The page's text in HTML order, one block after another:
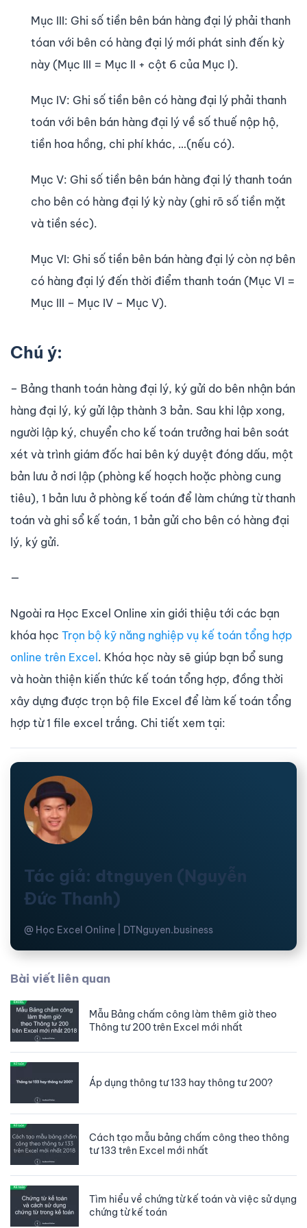
Mục III: Ghi số tiền bên bán hàng đại lý phải thanh
tóan với bên có hàng đại lý mới phát sinh đến kỳ
này (Mục III = Mục II + cột 6 của Mục I).
Mục IV: Ghi số tiền bên có hàng đại lý phải thanh
toán với bên bán hàng đại lý về số thuế nộp hộ,
tiền hoa hồng, chi phí khác, …(nếu có).
Mục V: Ghi số tiền bên bán hàng đại lý thanh toán
cho bên có hàng đại lý kỳ này (ghi rõ số tiền mặt
và tiền séc).
Mục VI: Ghi số tiền bên bán hàng đại lý còn nợ bên
có hàng đại lý đến thời điểm thanh toán (Mục VI =
Mục III – Mục IV – Mục V).
Chú ý:
– Bảng thanh toán hàng đại lý, ký gửi do bên nhận bán
hàng đại lý, ký gửi lập thành 3 bản. Sau khi lập xong,
người lập ký, chuyển cho kế toán trưởng hai bên soát
xét và trình giám đốc hai bên ký duyệt đóng dấu, một
bản lưu ở nơi lập (phòng kế hoạch hoặc phòng cung
tiêu), 1 bản lưu ở phòng kế toán để làm chứng từ thanh
toán và ghi sổ kế toán, 1 bản gửi cho bên có hàng đại
lý, ký gửi.
—
Ngoài ra Học Excel Online xin giới thiệu tới các bạn
khóa học Trọn bộ kỹ năng nghiệp vụ kế toán tổng hợp
online trên Excel . Khóa học này sẽ giúp bạn bổ sung
và hoàn thiện kiến thức kế toán tổng hợp, đồng thời
xây dựng được trọn bộ file Excel để làm kế toán tổng
hợp từ 1 file excel trắng. Chi tiết xem tại:
Tác giả: dtnguyen (Nguyễn
Đức Thanh)
@ Học Excel Online | DTNguyen.business
Bài viết liên quan
Mẫu Bảng chấm công làm thêm giờ theo
Thông tư 200 trên Excel mới nhất
Áp dụng thông tư 133 hay thông tư 200?
Cách tạo mẫu bảng chấm công theo thông
tư 133 trên Excel mới nhất
Tìm hiểu về chứng từ kế toán và việc sử dụng
chứng từ kế toán